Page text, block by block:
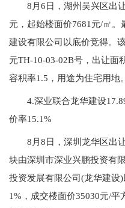
8月6日，湖州吴兴区出让
元，起始楼面价7681元/㎡
建设有限公司以底价竞得。
元TH-10-03-02B号，出让面
容积率1.5，用途为住宅用地。
4.深业联合龙华建设
价率15.1%
8月8日，深圳龙华区出让
块由深圳市深业兴鹏投资有
投资发展有限公司(龙华建设
1%，成交楼面价35030元/